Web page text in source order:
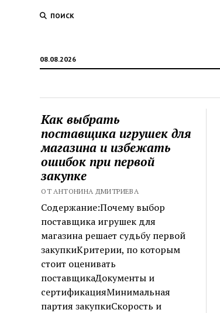
ПОИСК
08.08.2026
Как выбрать
поставщика игрушек для
магазина и избежать
ошибок при первой
закупке
ОТ АНТОНИНА ДМИТРИЕВА
Содержание:Почему выбор
поставщика игрушек для
магазина решает судьбу первой
закупкиКритерии, по которым
стоит оценивать
поставщикаДокументы и
сертификацияМинимальная
партия закупкиСкорость и